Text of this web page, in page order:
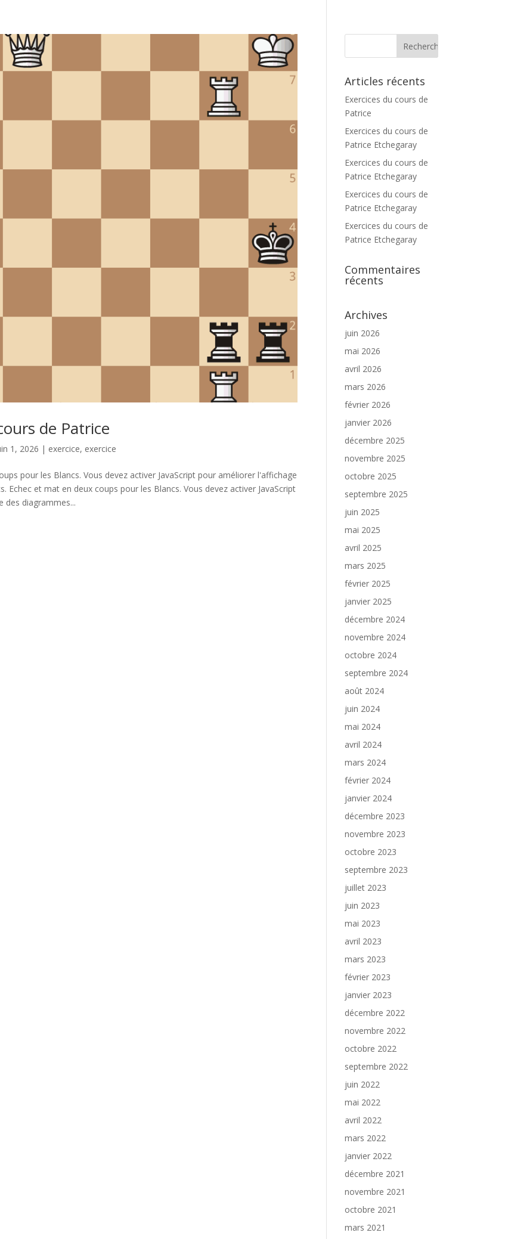
de Patrice
1, 2026 | exercice, exercice
pour les Blancs. Vous devez activer JavaScript pour améliorer l'affichage
Echec et mat en deux coups pour les Blancs. Vous devez activer JavaScript
des diagrammes...
Articles récents
Exercices du cours de
Patrice
Exercices du cours de
Patrice Etchegaray
Exercices du cours de
Patrice Etchegaray
Exercices du cours de
Patrice Etchegaray
Exercices du cours de
Patrice Etchegaray
Commentaires
récents
Archives
juin 2026
mai 2026
avril 2026
mars 2026
février 2026
janvier 2026
décembre 2025
novembre 2025
octobre 2025
septembre 2025
juin 2025
mai 2025
avril 2025
mars 2025
février 2025
janvier 2025
décembre 2024
novembre 2024
octobre 2024
septembre 2024
août 2024
juin 2024
mai 2024
avril 2024
mars 2024
février 2024
janvier 2024
décembre 2023
novembre 2023
octobre 2023
septembre 2023
juillet 2023
juin 2023
mai 2023
avril 2023
mars 2023
février 2023
janvier 2023
décembre 2022
novembre 2022
octobre 2022
septembre 2022
juin 2022
mai 2022
avril 2022
mars 2022
janvier 2022
décembre 2021
novembre 2021
octobre 2021
mars 2021